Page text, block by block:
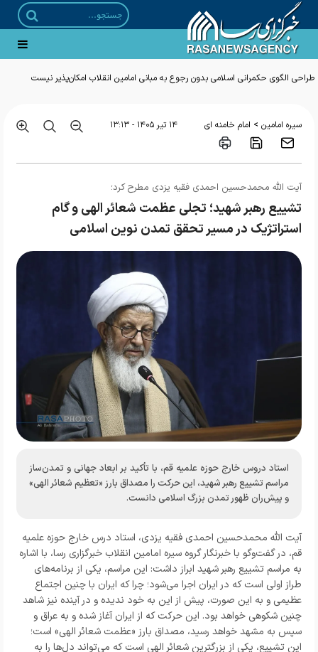
طراحی الگوی حکمرانی اسلامی بدون رجوع به مبانی امامین انقلاب امکان‌پذیر نیست
سیره امامین > امام خامنه ای ۱۴ تير ۱۴۰۵ - ۱۳:۱۳
آیت الله محمدحسین احمدی فقیه یزدی مطرح کرد؛
تشییع رهبر شهید؛ تجلی عظمت شعائر الهی و گام
استراتژیک در مسیر تحقق تمدن نوین اسلامی
استاد دروس خارج حوزه علمیه قم، با تأکید بر ابعاد جهانی و تمدن‌ساز
مراسم تشییع رهبر شهید، این حرکت را مصداق بارز «تعظیم شعائر الهی»
و پیش‌ران ظهور تمدن بزرگ اسلامی دانست.
آیت الله محمدحسین احمدی فقیه یزدی، استاد درس خارج حوزه علمیه
قم، در گفت‌وگو با خبرنگارگروه سیره امامین انقلاب خبرگزاری رسا، با اشاره
به مراسم تشییع رهبر شهید ابراز داشت: این مراسم، یکی از برنامه‌های
طراز اولی است که در ایران اجرا می‌شود؛ چرا که ایران با چنین اجتماع
عظیمی و به این صورت، پیش از این به خود ندیده و در آینده نیز شاهد
چنین شکوهی خواهد بود. این حرکت که از ایران آغاز شده و به عراق و
سپس به مشهد خواهد رسید، مصداق بارز «عظمت شعائر الهی» است؛
این تشییع، یکی از بزرگترین شعائر الهی است که می‌تواند دل‌ها را به